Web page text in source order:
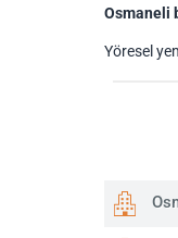
Osmaneli
Yöresel